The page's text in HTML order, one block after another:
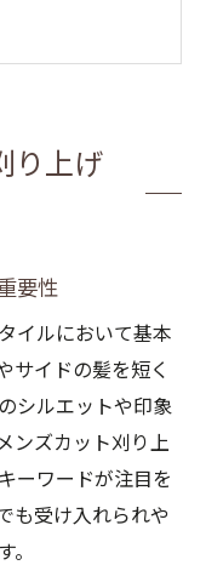
カット特集
ツーブロック
ックのメンテ
則面も徹底整
デーションの
秘訣
り上げ
要性
イルにおいて基本
サイドの髪を短く
シルエットや印象
ンズカット刈り上
ーワードが注目を
も受け入れられや
。